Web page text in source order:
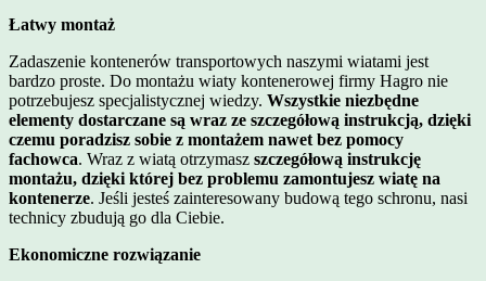
Łatwy montaż
Zadaszenie kontenerów transportowych naszymi wiatami jest
bardzo proste. Do montażu wiaty kontenerowej firmy Hagro nie
potrzebujesz specjalistycznej wiedzy. Wszystkie niezbędne
elementy dostarczane są wraz ze szczegółową instrukcją, dzięki
czemu poradzisz sobie z montażem nawet bez pomocy
fachowca. Wraz z wiatą otrzymasz szczegółową instrukcję
montażu, dzięki której bez problemu zamontujesz wiatę na
kontenerze. Jeśli jesteś zainteresowany budową tego schronu, nasi
technicy zbudują go dla Ciebie.
Ekonomiczne rozwiązanie